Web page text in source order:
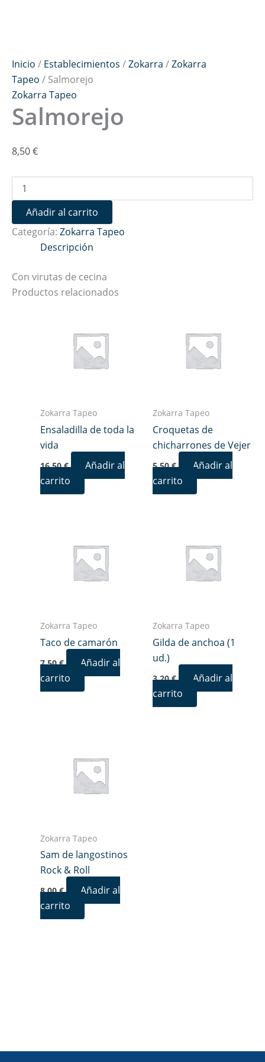
Inicio / Establecimientos /Zokarra /Zokarra
Tapeo / Salmorejo
Zokarra Tapeo
Salmorejo
8,50€
Añadir al carrito
Categoría: Zokarra Tapeo
Descripción
Con virutas de cecina
Productos relacionados
Zokarra Tapeo
Ensaladilla de toda la
vida
16,50€
Añadir al
carrito
Zokarra Tapeo
Croquetas de
chicharrones de Vejer
5,50€
Añadir al
carrito
Zokarra Tapeo
Taco de camarón
7,50€
Añadir al
carrito
Zokarra Tapeo
Gilda de anchoa (1
ud.)
3,20€
Añadir al
carrito
Zokarra Tapeo
Sam de langostinos
Rock & Roll
8,00€
Añadir al
carrito